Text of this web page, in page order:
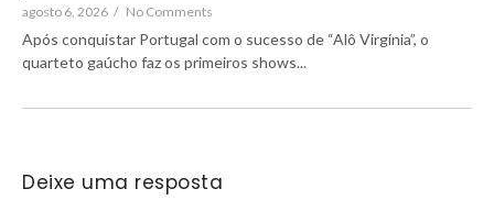
agosto 6, 2026 / No Comments
Após conquistar Portugal com o sucesso de “Alô Virgínia”, o
quarteto gaúcho faz os primeiros shows...
Deixe uma resposta